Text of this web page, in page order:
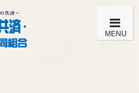
MENU